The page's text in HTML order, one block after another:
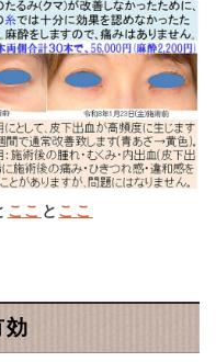
を中心とした内科診療
を開始することになり
処方完了まで３０分程
WEB予約時に当方のメ
れば、スピーディにお
胃腸炎、冷え症、しも
す。(但し、痛み診療に
」を継続して飲用され
内に、診察料込みのお
ここ と ここ
効